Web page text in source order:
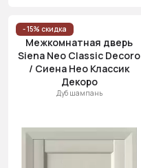
- 15% скидка
Межкомнатная дверь
Siena Neo Classic Decoro
/ Сиена Нео Классик
Декоро
Дуб шампань